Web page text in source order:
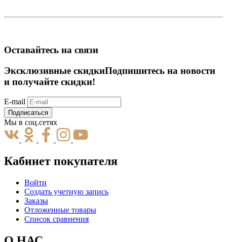
Оставайтесь на связи
Эксклюзивные скидкиПодпишитесь на новости
и получайте скидки!
E-mail
Подписаться
Мы в соц.сетях
Кабинет покупателя
Войти
Создать учетную запись
Заказы
Отложенные товары
Список сравнения